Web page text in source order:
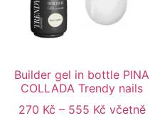
Builder gel in bottle PINA
COLLADA Trendy nails
270 Kč – 555 Kč včetně